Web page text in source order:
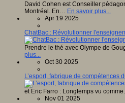
David Cohen est Conseiller
Montréal. En… En savoir plus...
Apr 19 2025
ChatBac : Révolutionner
Prendre le thé avec Olympe de
plus...
Oct 30 2025
L’esport, fabrique de compétences
et Eric Farro : Longtemps vu
Nov 01 2025